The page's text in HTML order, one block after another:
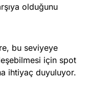
olduğunu
bu seviyeye
için spot
ihtiyaç duyuluyor.